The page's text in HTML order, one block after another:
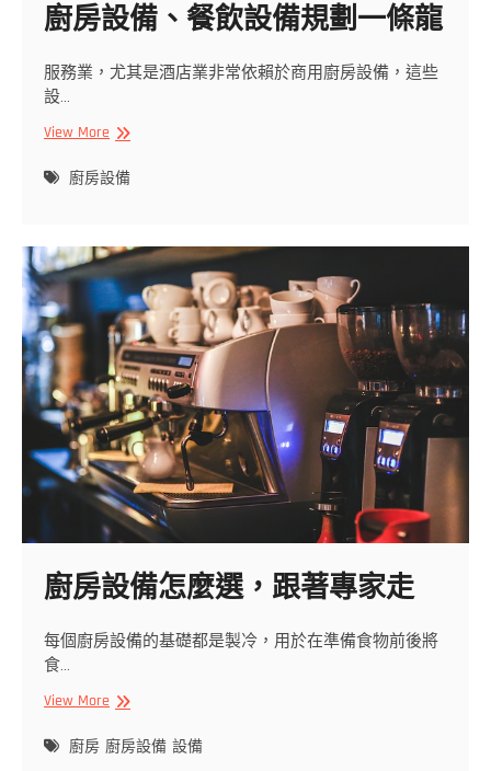
廚房設備、餐飲設備規劃一條龍
服務業，尤其是酒店業非常依賴於商用廚房設備，這些
設…
View More廚
設
飲
設
備
規
劃
一
條
龍
廚房設備
廚房設備怎麼選，跟著專家走
每個廚房設備的基礎都是製冷，用於在準備食物前後將
食…
View More廚
設
廚房 廚房設備 設備